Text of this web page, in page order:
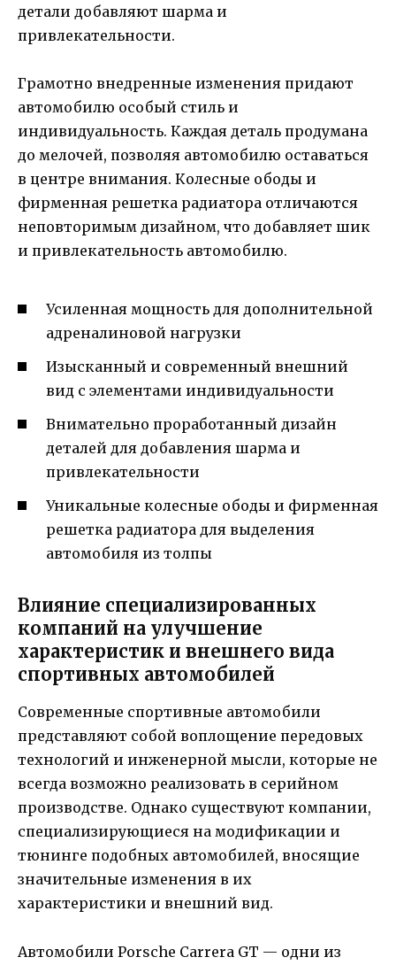
детали добавляют шарма и
привлекательности.
Грамотно внедренные изменения придают
автомобилю особый стиль и
индивидуальность. Каждая деталь продумана
до мелочей, позволяя автомобилю оставаться
в центре внимания. Колесные ободы и
фирменная решетка радиатора отличаются
неповторимым дизайном, что добавляет шик
и привлекательность автомобилю.
Усиленная мощность для дополнительной
адреналиновой нагрузки
Изысканный и современный внешний
вид с элементами индивидуальности
Внимательно проработанный дизайн
деталей для добавления шарма и
привлекательности
Уникальные колесные ободы и фирменная
решетка радиатора для выделения
автомобиля из толпы
Влияние специализированных
компаний на улучшение
характеристик и внешнего вида
спортивных автомобилей
Современные спортивные автомобили
представляют собой воплощение передовых
технологий и инженерной мысли, которые не
всегда возможно реализовать в серийном
производстве. Однако существуют компании,
специализирующиеся на модификации и
тюнинге подобных автомобилей, вносящие
значительные изменения в их
характеристики и внешний вид.
Автомобили Porsche Carrera GT — одни из